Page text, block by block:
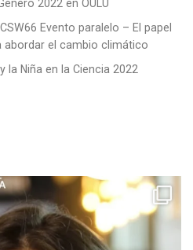
2022 en OULU
Evento paralelo – El papel
abordar el cambio climático
la Niña en la Ciencia 2022